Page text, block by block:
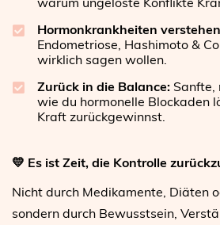
Hormonkrankheiten
Endometriose, Hashimoto &
wirklich sagen wollen.
Zurück in die Balance: Sanfte,
wie du hormonelle Blockaden
Kraft zurückgewinnst.
💛 Es ist Zeit, die Kontrolle
Nicht durch Medikamente, Diäten
sondern durch Bewusstsein,